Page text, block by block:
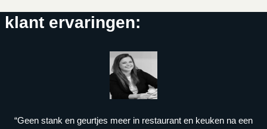
klant ervaringen:
“Geen stank en geurtjes meer in restaurant en keuken na een